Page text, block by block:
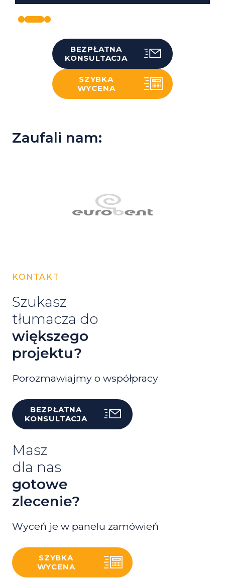
BEZPŁATNA
KONSULTACJA
SZYBKA
WYCENA
Zaufali nam:
KONTAKT
Szukasz
tłumacza do
większego
projektu?
Porozmawiajmy o współpracy
BEZPŁATNA
KONSULTACJA
Masz
dla nas
gotowe
zlecenie?
Wyceń je w panelu zamówień
SZYBKA
WYCENA